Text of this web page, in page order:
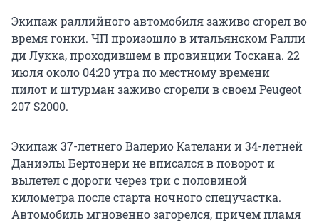
Экипаж раллийного автомобиля заживо сгорел во
время гонки. ЧП произошло в итальянском Ралли
ди Лукка, проходившем в провинции Тоскана. 22
июля около 04:20 утра по местному времени
пилот и штурман заживо сгорели в своем Peugeot
207 S2000.
Экипаж 37-летнего Валерио Кателани и 34-летней
Даниэлы Бертонери не вписался в поворот и
вылетел с дороги через три с половиной
километра после старта ночного спецучастка.
Автомобиль мгновенно загорелся, причем пламя